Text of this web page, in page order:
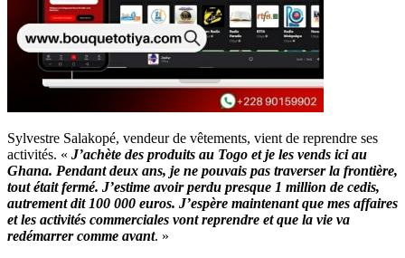
Sylvestre Salakopé, vendeur de vêtements, vient de reprendre ses
activités. « J’achète des produits au Togo et je les vends ici au
Ghana. Pendant deux ans, je ne pouvais pas traverser la frontière,
tout était fermé. J’estime avoir perdu presque 1 million de cedis,
autrement dit 100 000 euros. J’espère maintenant que mes affaires
et les activités commerciales vont reprendre et que la vie va
redémarrer comme avant. »